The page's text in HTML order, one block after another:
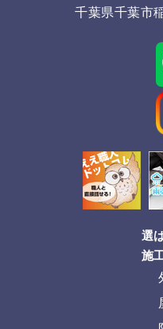
千葉県千葉市
選
施